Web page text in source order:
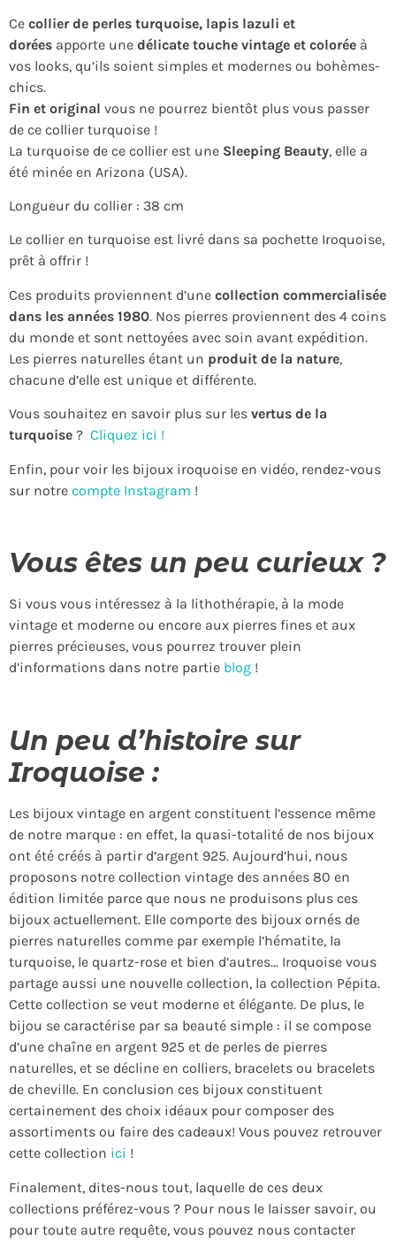
Ce collier de perles turquoise, lapis lazuli et
dorées apporte une délicate touche vintage et colorée à
vos looks, qu’ils soient simples et modernes ou bohèmes-
chics.
Fin et original vous ne pourrez bientôt plus vous passer
de ce collier turquoise !
La turquoise de ce collier est une Sleeping Beauty, elle a
été minée en Arizona (USA).
Longueur du collier : 38 cm
Le collier en turquoise est livré dans sa pochette Iroquoise,
prêt à offrir !
Ces produits proviennent d’une collection commercialisée
dans les années 1980. Nos pierres proviennent des 4 coins
du monde et sont nettoyées avec soin avant expédition.
Les pierres naturelles étant un produit de la nature,
chacune d’elle est unique et différente.
Vous souhaitez en savoir plus sur les vertus de la
turquoise ? Cliquez ici !
Enfin, pour voir les bijoux iroquoise en vidéo, rendez-vous
sur notre compte Instagram !
Vous êtes un peu curieux ?
Si vous vous intéressez à la lithothérapie, à la mode
vintage et moderne ou encore aux pierres fines et aux
pierres précieuses, vous pourrez trouver plein
d’informations dans notre partie blog !
Un peu d’histoire sur
Iroquoise :
Les bijoux vintage en argent constituent l’essence même
de notre marque : en effet, la quasi-totalité de nos bijoux
ont été créés à partir d’argent 925. Aujourd’hui, nous
proposons notre collection vintage des années 80 en
édition limitée parce que nous ne produisons plus ces
bijoux actuellement. Elle comporte des bijoux ornés de
pierres naturelles comme par exemple l’hématite, la
turquoise, le quartz-rose et bien d’autres… Iroquoise vous
partage aussi une nouvelle collection, la collection Pépita.
Cette collection se veut moderne et élégante. De plus, le
bijou se caractérise par sa beauté simple : il se compose
d’une chaîne en argent 925 et de perles de pierres
naturelles, et se décline en colliers, bracelets ou bracelets
de cheville. En conclusion ces bijoux constituent
certainement des choix idéaux pour composer des
assortiments ou faire des cadeaux! Vous pouvez retrouver
cette collection ici !
Finalement, dites-nous tout, laquelle de ces deux
collections préférez-vous ? Pour nous le laisser savoir, ou
pour toute autre requête, vous pouvez nous contacter